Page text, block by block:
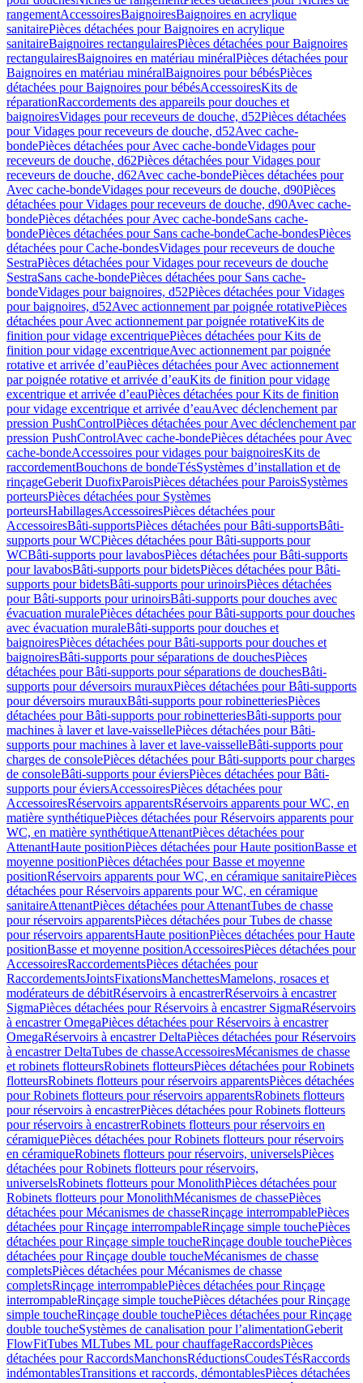
rangementAccessoiresBaignoiresBaignoires en acrylique
sanitairePièces détachées pour Baignoires en acrylique
sanitaireBaignoires rectangulairesPièces détachées pour Baignoires
rectangulairesBaignoires en matériau minéralPièces détachées pour
Baignoires en matériau minéralBaignoires pour bébésPièces
détachées pour Baignoires pour bébésAccessoiresKits de
réparationRaccordements des appareils pour douches et
baignoiresVidages pour receveurs de douche, d52Pièces détachées
pour Vidages pour receveurs de douche, d52Avec cache-
bondePièces détachées pour Avec cache-bondeVidages pour
receveurs de douche, d62Pièces détachées pour Vidages pour
receveurs de douche, d62Avec cache-bondePièces détachées pour
Avec cache-bondeVidages pour receveurs de douche, d90Pièces
détachées pour Vidages pour receveurs de douche, d90Avec cache-
bondePièces détachées pour Avec cache-bondeSans cache-
bondePièces détachées pour Sans cache-bondeCache-bondesPièces
détachées pour Cache-bondesVidages pour receveurs de douche
SestraPièces détachées pour Vidages pour receveurs de douche
SestraSans cache-bondePièces détachées pour Sans cache-
bondeVidages pour baignoires, d52Pièces détachées pour Vidages
pour baignoires, d52Avec actionnement par poignée rotativePièces
détachées pour Avec actionnement par poignée rotativeKits de
finition pour vidage excentriquePièces détachées pour Kits de
finition pour vidage excentriqueAvec actionnement par poignée
rotative et arrivée d’eauPièces détachées pour Avec actionnement
par poignée rotative et arrivée d’eauKits de finition pour vidage
excentrique et arrivée d’eauPièces détachées pour Kits de finition
pour vidage excentrique et arrivée d’eauAvec déclenchement par
pression PushControlPièces détachées pour Avec déclenchement par
pression PushControlAvec cache-bondePièces détachées pour Avec
cache-bondeAccessoires pour vidages pour baignoiresKits de
raccordementBouchons de bondeTésSystèmes d’installation et de
rinçageGeberit DuofixParoisPièces détachées pour ParoisSystèmes
porteursPièces détachées pour Systèmes
porteursHabillagesAccessoiresPièces détachées pour
AccessoiresBâti-supportsPièces détachées pour Bâti-supportsBâti-
supports pour WCPièces détachées pour Bâti-supports pour
WCBâti-supports pour lavabosPièces détachées pour Bâti-supports
pour lavabosBâti-supports pour bidetsPièces détachées pour Bâti-
supports pour bidetsBâti-supports pour urinoirsPièces détachées
pour Bâti-supports pour urinoirsBâti-supports pour douches avec
évacuation muralePièces détachées pour Bâti-supports pour douches
avec évacuation muraleBâti-supports pour douches et
baignoiresPièces détachées pour Bâti-supports pour douches et
baignoiresBâti-supports pour séparations de douchesPièces
détachées pour Bâti-supports pour séparations de douchesBâti-
supports pour déversoirs murauxPièces détachées pour Bâti-supports
pour déversoirs murauxBâti-supports pour robinetteriesPièces
détachées pour Bâti-supports pour robinetteriesBâti-supports pour
machines à laver et lave-vaissellePièces détachées pour Bâti-
supports pour machines à laver et lave-vaisselleBâti-supports pour
charges de consolePièces détachées pour Bâti-supports pour charges
de consoleBâti-supports pour éviersPièces détachées pour Bâti-
supports pour éviersAccessoiresPièces détachées pour
AccessoiresRéservoirs apparentsRéservoirs apparents pour WC, en
matière synthétiquePièces détachées pour Réservoirs apparents pour
WC, en matière synthétiqueAttenantPièces détachées pour
AttenantHaute positionPièces détachées pour Haute positionBasse et
moyenne positionPièces détachées pour Basse et moyenne
positionRéservoirs apparents pour WC, en céramique sanitairePièces
détachées pour Réservoirs apparents pour WC, en céramique
sanitaireAttenantPièces détachées pour AttenantTubes de chasse
pour réservoirs apparentsPièces détachées pour Tubes de chasse
pour réservoirs apparentsHaute positionPièces détachées pour Haute
positionBasse et moyenne positionAccessoiresPièces détachées pour
AccessoiresRaccordementsPièces détachées pour
RaccordementsJointsFixationsManchettesMamelons, rosaces et
modérateurs de débitRéservoirs à encastrerRéservoirs à encastrer
SigmaPièces détachées pour Réservoirs à encastrer SigmaRéservoirs
à encastrer OmegaPièces détachées pour Réservoirs à encastrer
OmegaRéservoirs à encastrer DeltaPièces détachées pour Réservoirs
à encastrer DeltaTubes de chasseAccessoiresMécanismes de chasse
et robinets flotteursRobinets flotteursPièces détachées pour Robinets
flotteursRobinets flotteurs pour réservoirs apparentsPièces détachées
pour Robinets flotteurs pour réservoirs apparentsRobinets flotteurs
pour réservoirs à encastrerPièces détachées pour Robinets flotteurs
pour réservoirs à encastrerRobinets flotteurs pour réservoirs en
céramiquePièces détachées pour Robinets flotteurs pour réservoirs
en céramiqueRobinets flotteurs pour réservoirs, universelsPièces
détachées pour Robinets flotteurs pour réservoirs,
universelsRobinets flotteurs pour MonolithPièces détachées pour
Robinets flotteurs pour MonolithMécanismes de chassePièces
détachées pour Mécanismes de chasseRinçage interrompablePièces
détachées pour Rinçage interrompableRinçage simple touchePièces
détachées pour Rinçage simple toucheRinçage double touchePièces
détachées pour Rinçage double toucheMécanismes de chasse
completsPièces détachées pour Mécanismes de chasse
completsRinçage interrompablePièces détachées pour Rinçage
interrompableRinçage simple touchePièces détachées pour Rinçage
simple toucheRinçage double touchePièces détachées pour Rinçage
double toucheSystèmes de canalisation pour l’alimentationGeberit
FlowFitTubes MLTubes ML pour chauffageRaccordsPièces
détachées pour RaccordsManchonsRéductionsCoudesTésRaccords
indémontablesTransitions et raccords, démontablesPièces détachées